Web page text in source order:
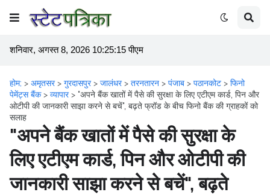
शनिवार, अगस्त 8, 2026 10:25:16 पीएम
होम; > अमृतसर> गुरदासपुर> जालंधर> तरनतारन > पंजाब > पठानकोट > फिनो
पेमेंट्स बैंक> व्यापार> "अपने बैंक खातों में पैसे की सुरक्षा के लिए एटीएम कार्ड, पिन और
ओटीपी की जानकारी साझा करने से बचें", बढ़ते फ्रॉड के बीच फिनो बैंक की ग्राहकों को
सलाह
"अपने बैंक खातों में पैसे की सुरक्षा के
लिए एटीएम कार्ड, पिन और ओटीपी की
जानकारी साझा करने से बचें", बढ़ते